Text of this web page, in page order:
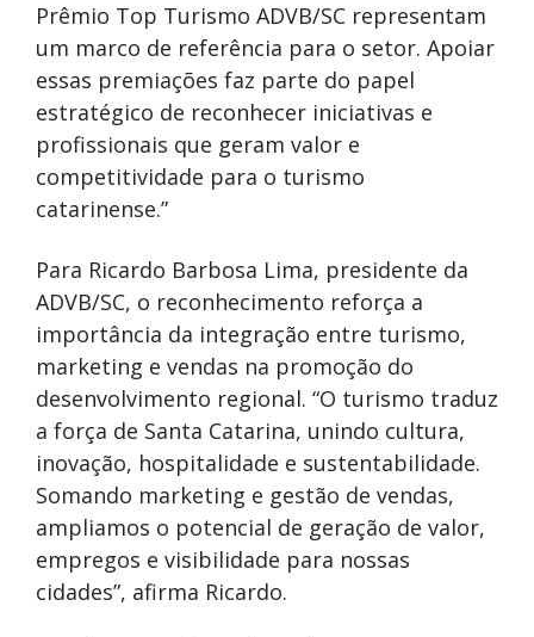
Prêmio Top Turismo ADVB/SC representam
um marco de referência para o setor. Apoiar
essas premiações faz parte do papel
estratégico de reconhecer iniciativas e
profissionais que geram valor e
competitividade para o turismo
catarinense.”
Para Ricardo Barbosa Lima, presidente da
ADVB/SC, o reconhecimento reforça a
importância da integração entre turismo,
marketing e vendas na promoção do
desenvolvimento regional. “O turismo traduz
a força de Santa Catarina, unindo cultura,
inovação, hospitalidade e sustentabilidade.
Somando marketing e gestão de vendas,
ampliamos o potencial de geração de valor,
empregos e visibilidade para nossas
cidades”, afirma Ricardo.